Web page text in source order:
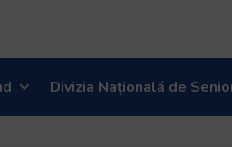
Divizia Națională de